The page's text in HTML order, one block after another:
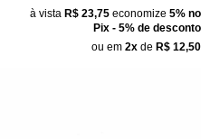
à vista R$ 23,75 economize 5% no
Pix - 5% de desconto
ou em 2x de R$ 12,50